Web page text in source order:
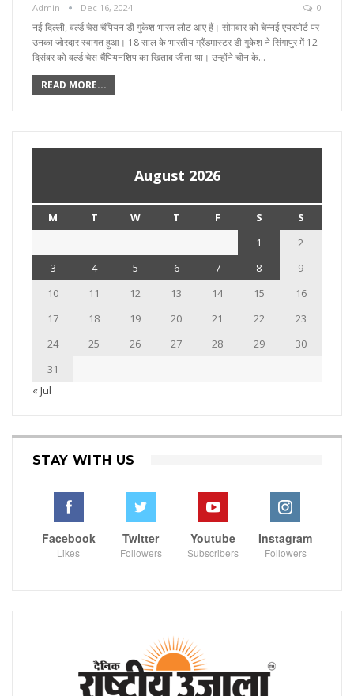
Admin Dec 16, 2024 0
नई दिल्ली, वर्ल्ड चेस चैंपियन डी गुकेश भारत लौट आए हैं। सोमवार को चेन्नई एयरपोर्ट पर
उनका जोरदार स्वागत हुआ। 18 साल के भारतीय ग्रैंडमास्टर डी गुकेश ने सिंगापुर में 12
दिसंबर को वर्ल्ड चेस चैंपियनशिप का खिताब जीता था। उन्होंने चीन के…
READ MORE...
August 2026
M T W T F S
S
1
2
3
4 5 6 7 8
9
10
11 12 13 14 15
16
17
18 19 20 21 22
23
24
25 26 27 28 29
30
31
« Jul
STAY WITH US
Facebook
Likes
Twitter
Followers
Youtube
Subscribers
Instagram
Followers